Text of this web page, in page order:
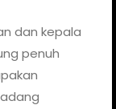
dan kepala
penuh